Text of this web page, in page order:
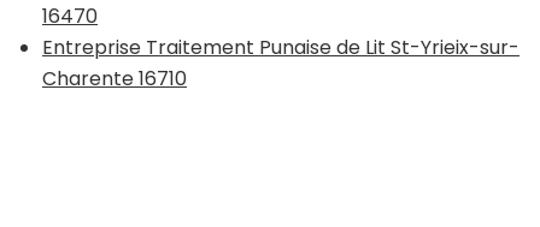
16470
Entreprise Traitement Punaise de Lit St-Yrieix-sur-
Charente 16710